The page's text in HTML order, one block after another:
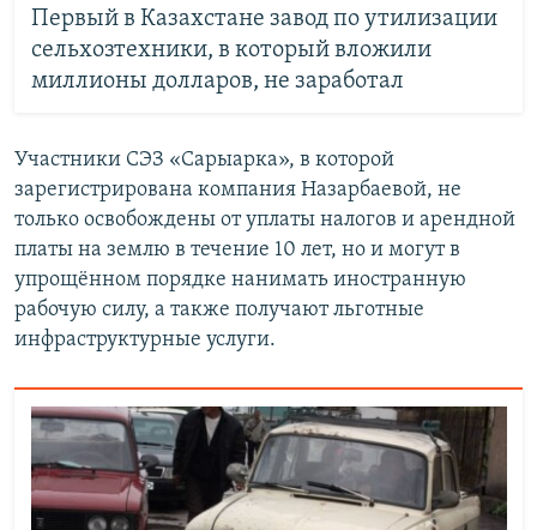
Первый в Казахстане завод по утилизации
сельхозтехники, в который вложили
миллионы долларов, не заработал
Участники СЭЗ «Сарыарка», в которой
зарегистрирована компания Назарбаевой, не
только освобождены от уплаты налогов и арендной
платы на землю в течение 10 лет, но и могут в
упрощённом порядке нанимать иностранную
рабочую силу, а также получают льготные
инфраструктурные услуги.